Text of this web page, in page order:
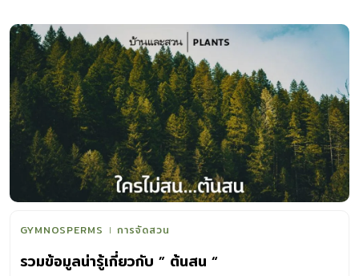
GYMNOSPERMS การจัดสวน
รวมข้อมูลน่ารู้เกี่ยวกับ ” ต้นสน “